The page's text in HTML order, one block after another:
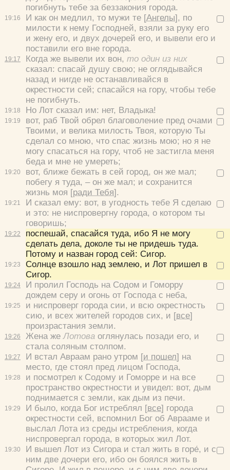
19:16
19:17
19:18
19:19
19:20
19:21
19:22
19:23
19:24
19:25
19:26
19:27
19:28
19:29
19:30
погибнуть тебе за беззакония города.
И как он медлил, то мужи те [Ангелы], по
милости к нему Господней, взяли за руку его
и жену его, и двух дочерей его, и вывели его и
поставили его вне города.
Когда же вывели их вон, то один из них
сказал: спасай душу свою; не оглядывайся
назад и нигде не останавливайся в
окрестности сей; спасайся на гору, чтобы тебе
не погибнуть.
Но Лот сказал им: нет, Владыка!
вот, раб Твой обрел благоволение пред очами
Твоими, и велика милость Твоя, которую Ты
сделал со мною, что спас жизнь мою; но я не
могу спасаться на гору, чтоб не застигла меня
беда и мне не умереть;
вот, ближе бежать в сей город, он же мал;
побегу я туда, – он же мал; и сохранится
жизнь моя [ради Тебя].
И сказал ему: вот, в угодность тебе Я сделаю
и это: не ниспровергну города, о котором ты
говоришь;
поспешай, спасайся туда, ибо Я не могу
сделать дела, доколе ты не придешь туда.
Потому и назван город сей: Сигор.
Солнце взошло над землею, и Лот пришел в
Сигор.
И пролил Господь на Содом и Гоморру
дождем серу и огонь от Господа с неба,
и ниспроверг города сии, и всю окрестность
сию, и всех жителей городов сих, и [все]
произрастания земли.
Жена же Лотова оглянулась позади его, и
стала соляным столпом.
И встал Авраам рано утром [и пошел] на
место, где стоял пред лицом Господа,
и посмотрел к Содому и Гоморре и на все
пространство окрестности и увидел: вот, дым
поднимается с земли, как дым из печи.
И было, когда Бог истреблял [все] города
окрестности сей, вспомнил Бог об Аврааме и
выслал Лота из среды истребления, когда
ниспровергал города, в которых жил Лот.
И вышел Лот из Сигора и стал жить в горе́, и с
ним две дочери его, ибо он боялся жить в
Хорошо
Да
Нет
Вход
Регистрация
Цвет:
Удалить Сохранить